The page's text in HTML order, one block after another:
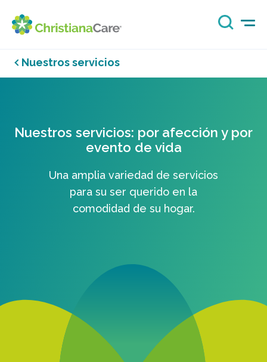
Nuestros servicios
Nuestros servicios: por afección y por
evento de vida
Una amplia variedad de servicios
para su ser querido en la
comodidad de su hogar.